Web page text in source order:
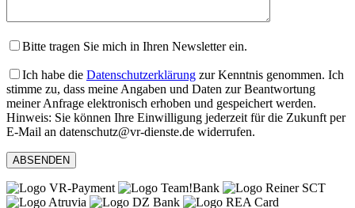
Bitte tragen Sie mich in Ihren Newsletter ein.
Ich habe die Datenschutzerklärung zur Kenntnis genommen. Ich
stimme zu, dass meine Angaben und Daten zur Beantwortung
meiner Anfrage elektronisch erhoben und gespeichert werden.
Hinweis: Sie können Ihre Einwilligung jederzeit für die Zukunft per
E-Mail an datenschutz@vr-dienste.de widerrufen.